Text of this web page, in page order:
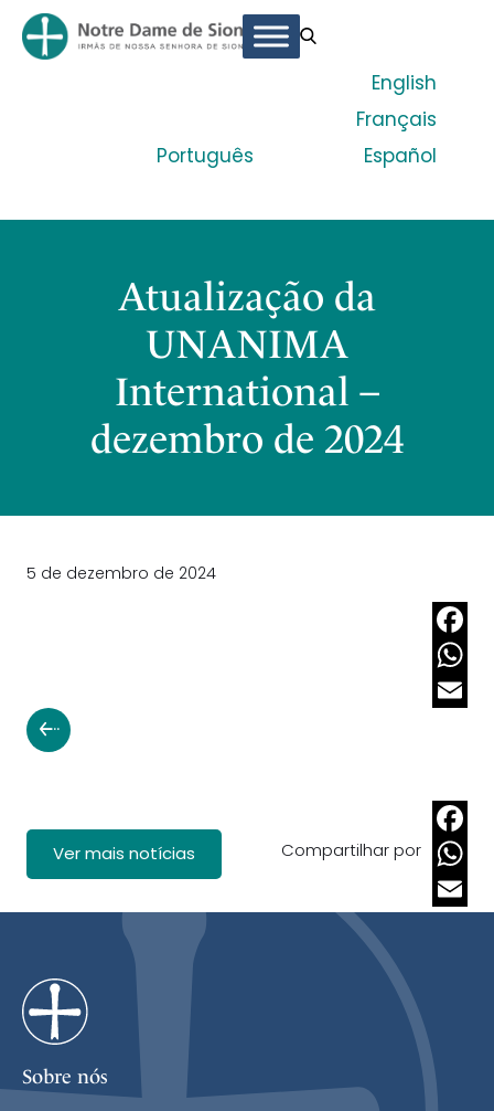
Português
English
Français
Español
Atualização da
UNANIMA
International –
dezembro de 2024
5 de dezembro de 2024
Ver mais notícias Compartilhar por
Sobre nós